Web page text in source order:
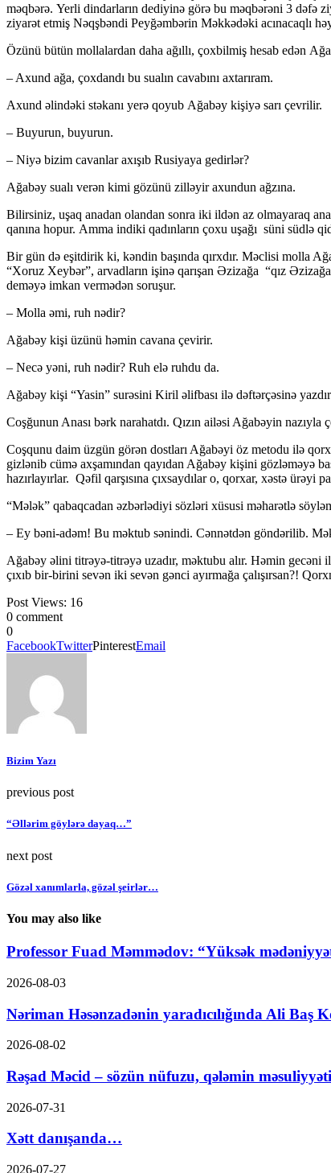
məqbərə. Yerli dindarların dediyinə görə bu məqbərəni 3 dəfə
ziyarət etmiş Nəqşbəndi Peyğəmbərin Məkkədəki acınacaqlı
Özünü bütün mollalardan daha ağıllı, çoxbilmiş hesab edən
– Axund ağa, çoxdandı bu sualın cavabını axtarıram.
Axund əlindəki stəkanı yerə qoyub Ağabəy kişiyə sarı çevrilir.
– Buyurun, buyurun.
– Niyə bizim cavanlar axışıb Rusiyaya gedirlər?
Ağabəy sualı verən kimi gözünü zilləyir axundun ağzına.
Bilirsiniz, uşaq anadan olandan sonra iki ildən az olmayaraq
qanına hopur. Amma indiki qadınların çoxu uşağı süni südlə
Bir gün də eşitdirik ki, kəndin başında qırxdır. Məclisi molla
“Xoruz Xeybər”, arvadların işinə qarışan Əzizağa “qız
deməyə imkan vermədən soruşur.
– Molla əmi, ruh nədir?
Ağabəy kişi üzünü həmin cavana çevirir.
– Necə yəni, ruh nədir? Ruh elə ruhdu da.
Ağabəy kişi “Yasin” surəsini Kiril əlifbası ilə dəftərçəsinə
Coşğunun Anası bərk narahatdı. Qızın ailəsi Ağabəyin
Coşqunu daim üzgün görən dostları Ağabəyi öz metodu ilə
gizlənib cümə axşamından qayıdan Ağabəy kişini gözləməyə
hazırlayırlar. Qəfil qarşısına çıxsaydılar o, qorxar, xəstə
“Mələk” qabaqcadan əzbərlədiyi sözləri xüsusi məharətlə
– Ey bəni-adəm! Bu məktub sənindi. Cənnətdən göndərilib.
Ağabəy əlini titrəyə-titrəyə uzadır, məktubu alır. Həmin gecəni
çıxıb bir-birini sevən iki sevən gənci ayırmağa çalışırsan?!
Post Views: 16
0 comment
0
FacebookTwitterPinterestEmail
Bizim Yazı
previous post
“Əllərim göylərə dayaq…”
next post
Gözəl xanımlarla, gözəl şeirlər…
You may also like
Professor Fuad Məmmədov: “Yüksək
2026-08-03
Nəriman Həsənzadənin yaradıcılığında Ali Baş
2026-08-02
Rəşad Məcid – sözün nüfuzu, qələmin məsuliyyəti
2026-07-31
Xətt danışanda…
2026-07-27